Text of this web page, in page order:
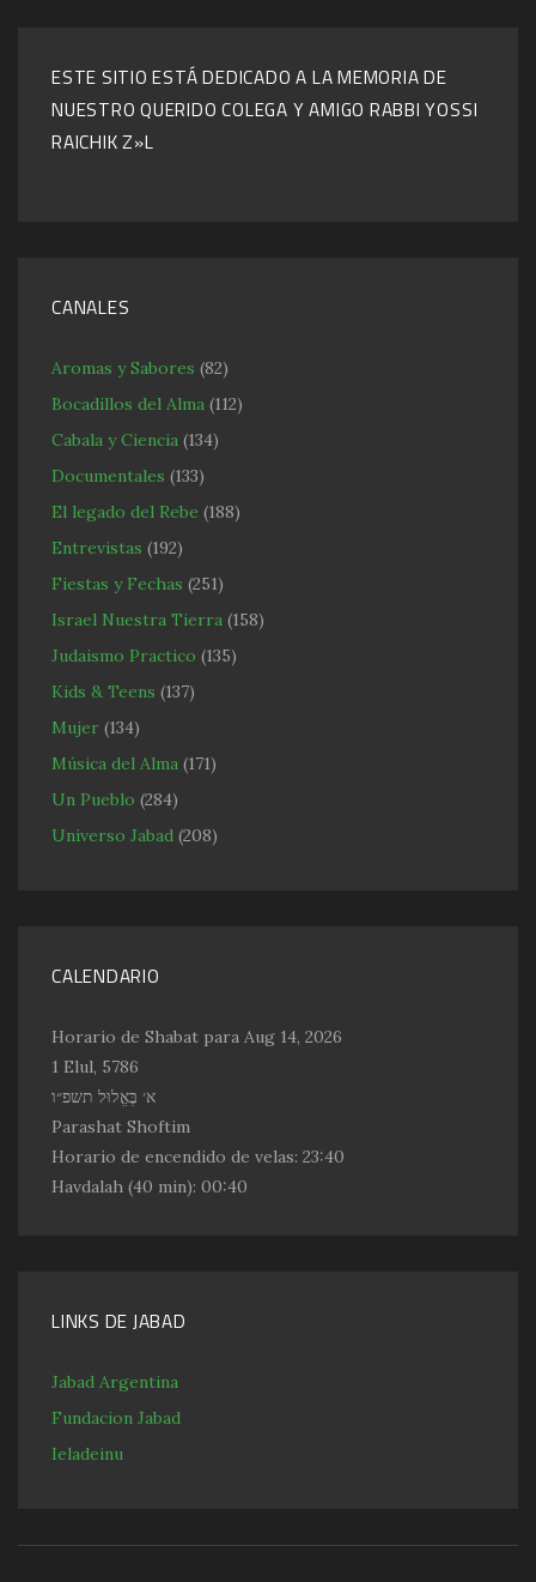
ESTE SITIO ESTÁ DEDICADO A LA MEMORIA DE
NUESTRO QUERIDO COLEGA Y AMIGO RABBI YOSSI
RAICHIK Z»L
CANALES
Aromas y Sabores (82)
Bocadillos del Alma (112)
Cabala y Ciencia (134)
Documentales (133)
El legado del Rebe (188)
Entrevistas (192)
Fiestas y Fechas (251)
Israel Nuestra Tierra (158)
Judaismo Practico (135)
Kids & Teens (137)
Mujer (134)
Música del Alma (171)
Un Pueblo (284)
Universo Jabad (208)
CALENDARIO
Horario de Shabat para Aug 14, 2026
1 Elul, 5786
א׳ בֶּאֱלוּל תשפ״ו
Parashat Shoftim
Horario de encendido de velas: 23:40
Havdalah (40 min): 00:40
LINKS DE JABAD
Jabad Argentina
Fundacion Jabad
Ieladeinu